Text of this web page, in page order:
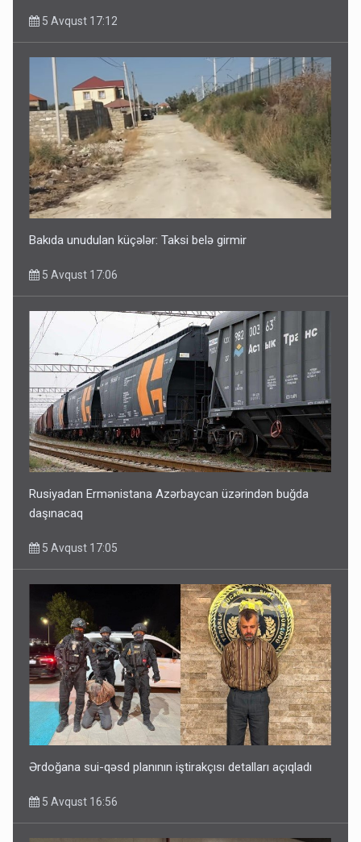
5 Avqust 17:12
Bakıda unudulan küçələr: Taksi belə girmir
5 Avqust 17:06
Rusiyadan Ermənistana Azərbaycan üzərindən buğda
daşınacaq
5 Avqust 17:05
Ərdoğana sui-qəsd planının iştirakçısı detalları açıqladı
5 Avqust 16:56